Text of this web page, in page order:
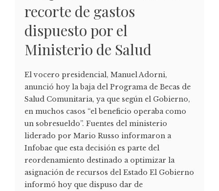
recorte de gastos
dispuesto por el
Ministerio de Salud
El vocero presidencial, Manuel Adorni,
anunció hoy la baja del Programa de Becas de
Salud Comunitaria, ya que según el Gobierno,
en muchos casos “el beneficio operaba como
un sobresueldo”. Fuentes del ministerio
liderado por Mario Russo informaron a
Infobae que esta decisión es parte del
reordenamiento destinado a optimizar la
asignación de recursos del Estado El Gobierno
informó hoy que dispuso dar de